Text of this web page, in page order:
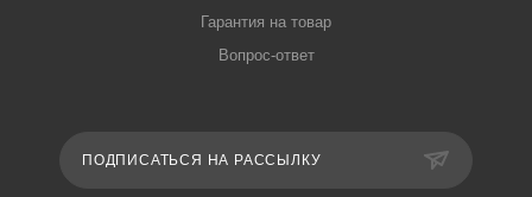
Гарантия на товар
Вопрос-ответ
ПОДПИСАТЬСЯ НА РАССЫЛКУ